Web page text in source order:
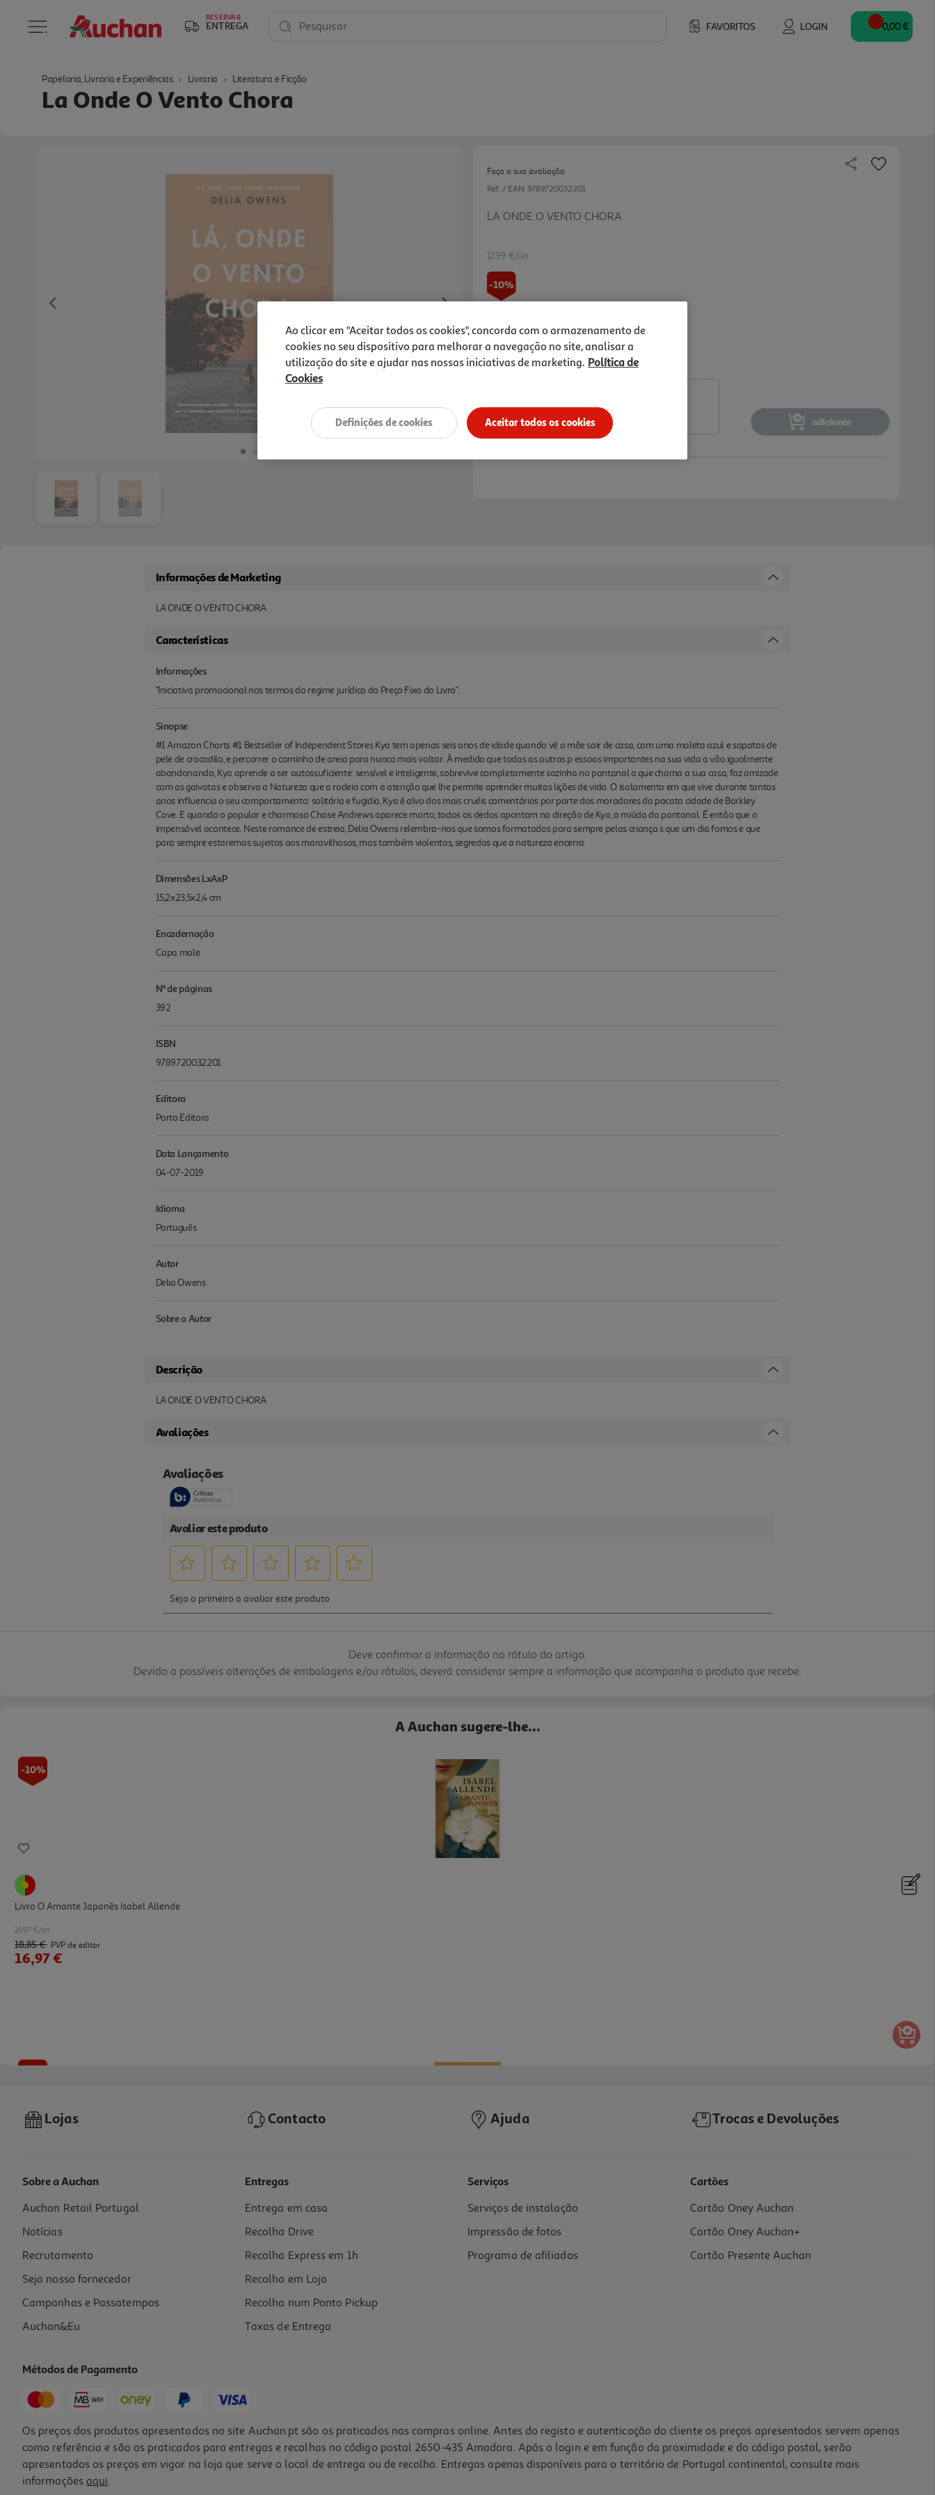
RESERVAR
ENTREGA FAVORITOS LOGIN
Pesquisar 0,00 €
Papelaria, Livraria e Experiências Livraria Literatura e Ficção
La Onde O Vento Chora
Previous
Faça a sua avaliação
Ref. / EAN: 9789720032201
LA ONDE O VENTO CHORA
17.99 €/un
-10%
17,99 €
Notas de preparação
adicionar
Informações de Marketing
LA ONDE O VENTO CHORA
Características
Informações
"Iniciativa promocional nos termos do regime jurídico do Preço Fixo do Livro".
Sinopse
#1 Amazon Charts #1 Bestseller of Independent Stores Kya tem apenas seis anos de idade quando vê a mãe sair de casa, com uma maleta azul e sapatos de
pele de crocodilo, e percorrer o caminho de areia para nunca mais voltar. À medida que todas as outras p essoas importantes na sua vida a vão igualmente
abandonando, Kya aprende a ser autossuficiente: sensível e inteligente, sobrevive completamente sozinha no pantanal a que chama a sua casa, faz amizade
com as gaivotas e observa a Natureza que a rodeia com a atenção que lhe permite aprender muitas lições de vida. O isolamento em que vive durante tantos
anos influencia o seu comportamento: solitária e fugidia, Kya é alvo dos mais cruéis comentários por parte dos moradores da pacata cidade de Barkley
Cove. E quando o popular e charmoso Chase Andrews aparece morto, todos os dedos apontam na direção de Kya, a miúda do pantanal. É então que o
impensável acontece. Neste romance de estreia, Delia Owens relembra-nos que somos formatados para sempre pelas criança s que um dia fomos e que
para sempre estaremos sujeitos aos maravilhosos, mas também violentos, segredos que a natureza encerra.
Dimensões LxAxP
15,2x23,5x2,4 cm
Encadernação
Capa mole
Nº de páginas
392
ISBN
9789720032201
Editora
Porto Editora
Data Lançamento
04-07-2019
Idioma
Português
Autor
Delia Owens
Sobre o Autor
.
Descrição
LA ONDE O VENTO CHORA
Avaliações
Deve confirmar a informação no rótulo do artigo.
Devido a possíveis alterações de embalagens e/ou rótulos, deverá considerar sempre a informação que acompanha o produto que recebe.
A Auchan sugere-lhe...
-10%
Livro O Amante Japonês Isabel Allende
16.97 €/un
18,85 € PVP de editor
16,97 €
Livro Orgulho E Preconceito De Jane Austen
13.95 €/un
13,95 €
-16%
Lojas Contacto Ajuda Trocas e Devoluções
Sobre a Auchan
Auchan Retail Portugal
Notícias
Recrutamento
Seja nosso fornecedor
Campanhas e Passatempos
Auchan&Eu
Entregas
Entrega em casa
Recolha Drive
Recolha Express em 1h
Recolha em Loja
Recolha num Ponto Pickup
Taxas de Entrega
Serviços
Serviços de instalação
Impressão de fotos
Programa de afiliados
Cartões
Cartão Oney Auchan
Cartão Oney Auchan+
Cartão Presente Auchan
Métodos de Pagamento
Os preços dos produtos apresentados no site Auchan.pt são os praticados nas compras online. Antes do registo e autenticação do cliente os preços apresentados servem apenas
como referência e são os praticados para entregas e recolhas no código postal 2650-435 Amadora. Após o login e em função da proximidade e do código postal, serão
apresentados os preços em vigor na loja que serve o local de entrega ou de recolha. Entregas apenas disponíveis para o território de Portugal continental, consulte mais
informações aqui.
Ao clicar em "Aceitar todos os cookies", concorda com o armazenamento de
cookies no seu dispositivo para melhorar a navegação no site, analisar a
utilização do site e ajudar nas nossas iniciativas de marketing. Política de
Cookies
Aceitar todos os cookies
Definições de cookies